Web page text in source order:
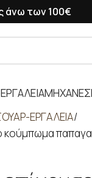
άνω των 100€
ΜΗΧΑΝΕΣ
ΕΡΓΑΛΕΙΑ
κούμπωμα